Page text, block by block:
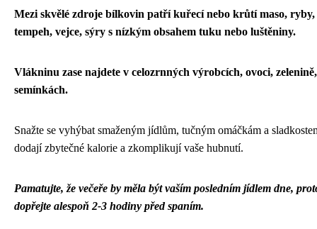
Mezi skvělé zdroje bílkovin patří kuřecí nebo krůtí maso,
tempeh, vejce, sýry s nízkým obsahem tuku nebo luštěniny.
Vlákninu zase najdete v celozrnných výrobcích, ovoci,
semínkách.
Snažte se vyhýbat smaženým jídlům, tučným omáčkám a
dodají zbytečné kalorie a zkomplikují vaše hubnutí.
Pamatujte, že večeře by měla být vaším posledním jídlem dne,
dopřejte alespoň 2-3 hodiny před spaním.